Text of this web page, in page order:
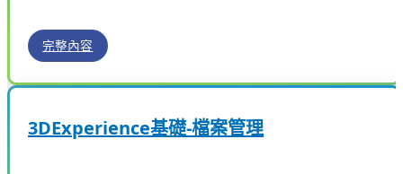
完整內容
3DExperience基礎-檔案管理